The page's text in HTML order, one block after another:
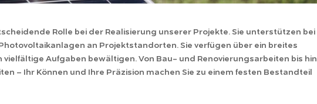
Rolle bei der Realisierung unserer Projekte. Sie unterstützen bei
an Projektstandorten. Sie verfügen über ein breites
Aufgaben bewältigen. Von Bau- und Renovierungsarbeiten bis hin
– Ihr Können und Ihre Präzision machen Sie zu einem festen Bestandteil